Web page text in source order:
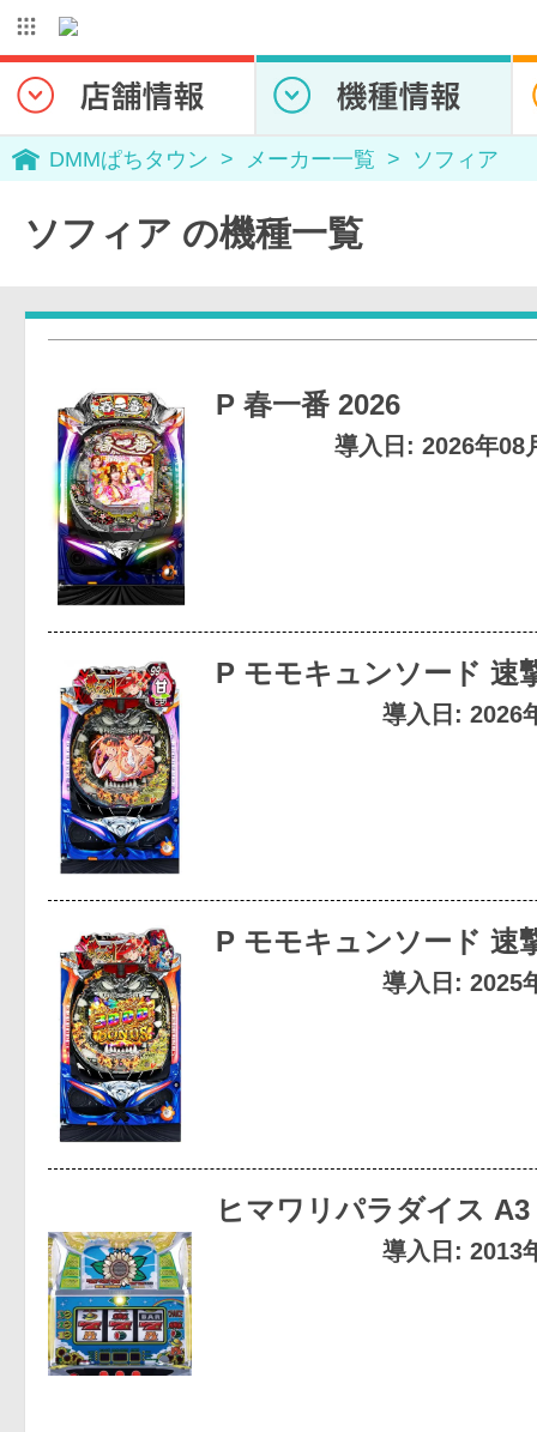
DMMぱちタウン メーカー一覧 ソフィア
ソフィア の機種一覧
P 春一番 2026
導入日: 2026年08
P モモキュンソード 速
導入日: 2026
P モモキュンソード 速
導入日: 2025
ヒマワリパラダイス A3
導入日: 2013